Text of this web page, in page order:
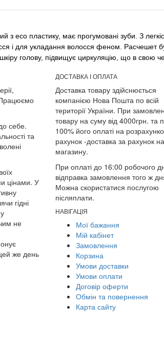
з eco пластику, має прогумовані зуби. З
і для укладання волосся феном. Расчешет
голову, підвищує циркуляцію, що в свою
Працюємо
себе.
та
цінами. У
гідні
не
же день
ДОСТАВКА І ОПЛАТА
Доставка товару здійснюється
компанією Нова Пошта по всій
території України. При
товару на суму від 4000грн. та
100% його оплаті на
рахунок -доставка за рахунок
магазину.
При оплаті до 16:00 робочого
відправка замовлення того ж
Можна скористатися послугою
післяплати.
НАВІГАЦІЯ
Мої бажання
Мій кабінет
Замовлення
Корзина
Умови доставки
Умови оплати
Договір оферти
Обмін та повернення
Карта сайту